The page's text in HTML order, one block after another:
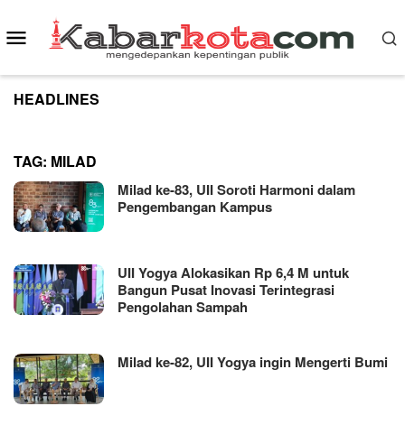
to
content
Mobile
Menu
HEADLINES
TAG: MILAD
Milad ke-83, UII Soroti Harmoni dalam
Pengembangan Kampus
UII Yogya Alokasikan Rp 6,4 M untuk
Bangun Pusat Inovasi Terintegrasi
Pengolahan Sampah
Milad ke-82, UII Yogya ingin Mengerti Bumi